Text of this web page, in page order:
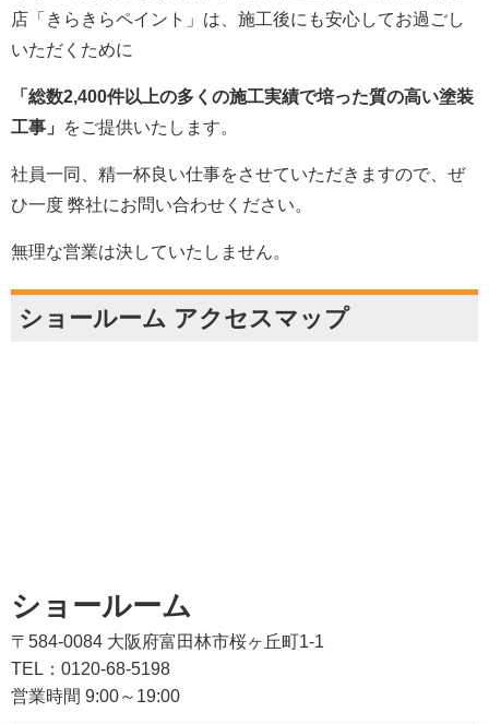
店「きらきらペイント」は、施工後にも安心してお過ごし
いただくために
「総数2,400件以上の多くの施工実績で培った質の高い塗装
工事」
をご提供いたします。
社員一同、精一杯良い仕事をさせていただきますので、ぜ
ひ一度 弊社にお問い合わせください。
無理な営業は決していたしません。
ショールーム アクセスマップ
ショールーム
〒584-0084 大阪府富田林市桜ヶ丘町1-1
TEL：0120-68-5198
営業時間 9:00～19:00